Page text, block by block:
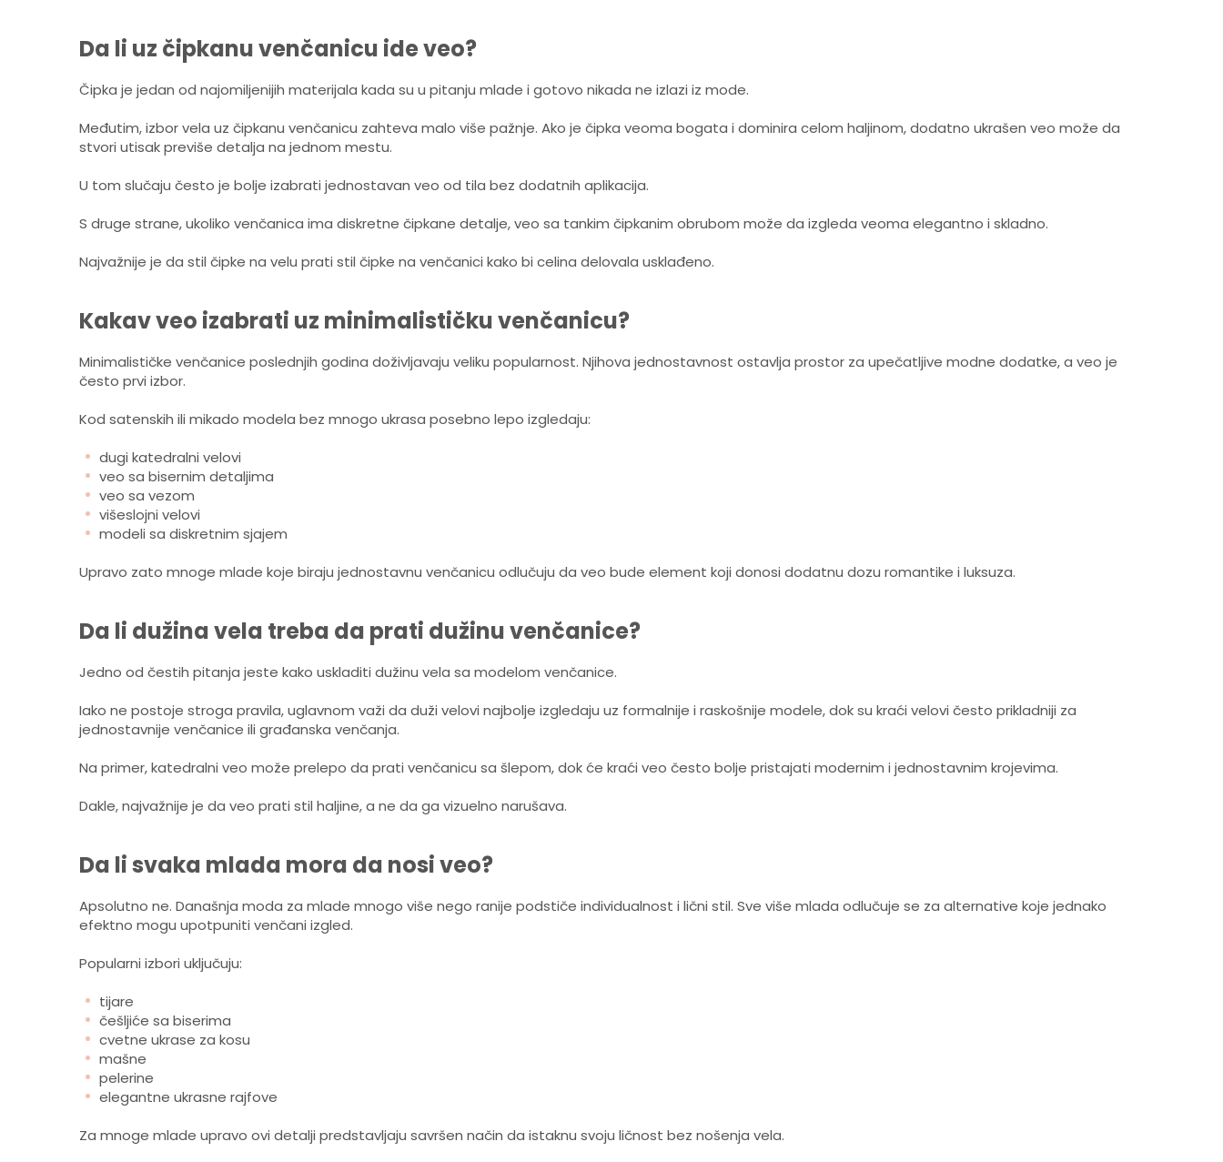
Da li uz čipkanu venčanicu ide veo?
Čipka je jedan od najomiljenijih materijala kada su u pitanju mlade i gotovo nikada ne izlazi iz mode.
Međutim, izbor vela uz čipkanu venčanicu zahteva malo više pažnje. Ako je čipka veoma bogata i dominira celom haljinom, dodatno ukrašen veo može da
stvori utisak previše detalja na jednom mestu.
U tom slučaju često je bolje izabrati jednostavan veo od tila bez dodatnih aplikacija.
S druge strane, ukoliko venčanica ima diskretne čipkane detalje, veo sa tankim čipkanim obrubom može da izgleda veoma elegantno i skladno.
Najvažnije je da stil čipke na velu prati stil čipke na venčanici kako bi celina delovala usklađeno.
Kakav veo izabrati uz minimalističku venčanicu?
Minimalističke venčanice poslednjih godina doživljavaju veliku popularnost. Njihova jednostavnost ostavlja prostor za upečatljive modne dodatke, a veo je
često prvi izbor.
Kod satenskih ili mikado modela bez mnogo ukrasa posebno lepo izgledaju:
dugi katedralni velovi
veo sa bisernim detaljima
veo sa vezom
višeslojni velovi
modeli sa diskretnim sjajem
Upravo zato mnoge mlade koje biraju jednostavnu venčanicu odlučuju da veo bude element koji donosi dodatnu dozu romantike i luksuza.
Da li dužina vela treba da prati dužinu venčanice?
Jedno od čestih pitanja jeste kako uskladiti dužinu vela sa modelom venčanice.
Iako ne postoje stroga pravila, uglavnom važi da duži velovi najbolje izgledaju uz formalnije i raskošnije modele, dok su kraći velovi često prikladniji za
jednostavnije venčanice ili građanska venčanja.
Na primer, katedralni veo može prelepo da prati venčanicu sa šlepom, dok će kraći veo često bolje pristajati modernim i jednostavnim krojevima.
Dakle, najvažnije je da veo prati stil haljine, a ne da ga vizuelno narušava.
Da li svaka mlada mora da nosi veo?
Apsolutno ne. Današnja moda za mlade mnogo više nego ranije podstiče individualnost i lični stil. Sve više mlada odlučuje se za alternative koje jednako
efektno mogu upotpuniti venčani izgled.
Popularni izbori uključuju:
tijare
češljiće sa biserima
cvetne ukrase za kosu
mašne
pelerine
elegantne ukrasne rajfove
Za mnoge mlade upravo ovi detalji predstavljaju savršen način da istaknu svoju ličnost bez nošenja vela.